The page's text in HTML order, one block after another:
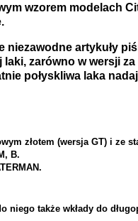
wzorem modelach
niezawodne artykuły
zarówno w wersji
połyskliwa laka
złotem (wersja GT) i ze
B.
niego także wkłady do